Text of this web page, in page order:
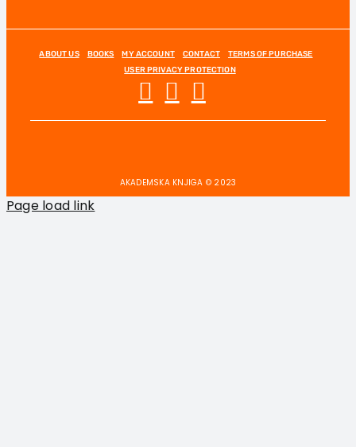
ABOUT US BOOKS MY ACCOUNT CONTACT
TERMS OF PURCHASE
USER PRIVACY PROTECTION
AKADEMSKA KNJIGA © 2023
Page load link